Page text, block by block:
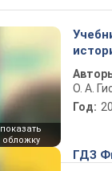
показать
обложку
О. А.
Год:
ГДЗ